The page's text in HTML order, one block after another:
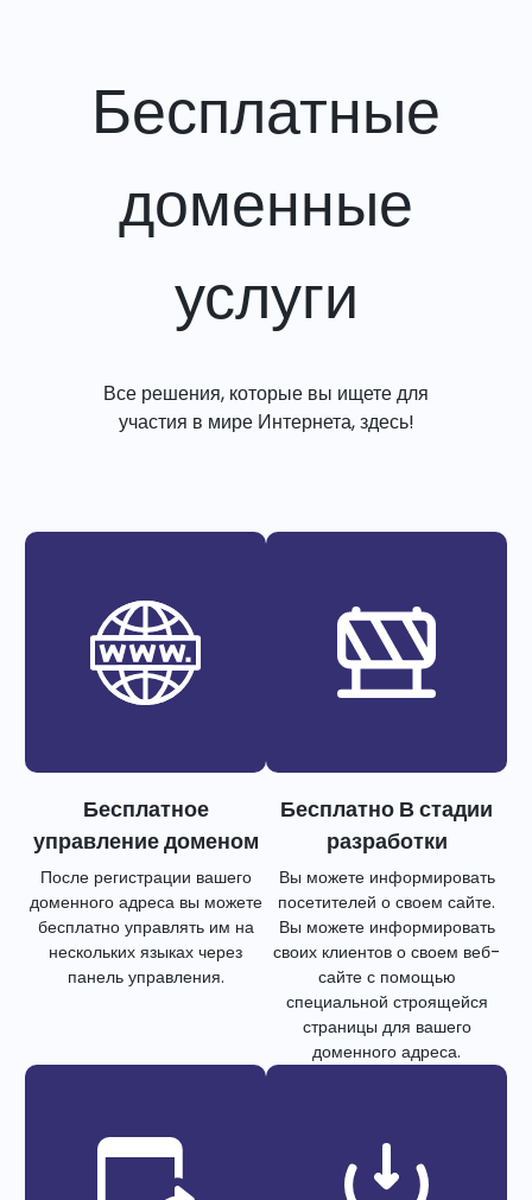
Бесплатные
доменные
услуги
Все решения, которые вы ищете для
участия в мире Интернета, здесь!
Бесплатное
управление доменом
После регистрации вашего
доменного адреса вы можете
бесплатно управлять им на
нескольких языках через
панель управления.
Бесплатно В стадии
разработки
Вы можете информировать
посетителей о своем сайте.
Вы можете информировать
своих клиентов о своем веб-
сайте с помощью
специальной строящейся
страницы для вашего
доменного адреса.